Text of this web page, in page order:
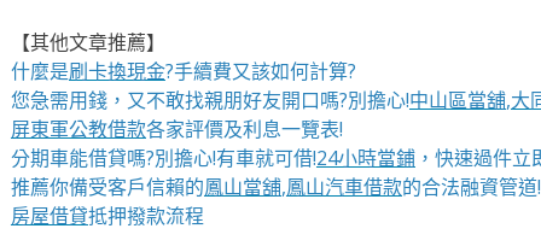
【其他文章推薦】
什麼是刷卡換現金?手續費又該如何計算?
您急需用錢，又不敢找親朋好友開口嗎?別擔心!中山區當舖,大
屏東軍公教借款各家評價及利息一覽表!
分期車能借貸嗎?別擔心!有車就可借!24小時當鋪，快速過件立
推薦你備受客戶信賴的鳳山當舖,鳳山汽車借款的合法融資管道!
房屋借貸抵押撥款流程